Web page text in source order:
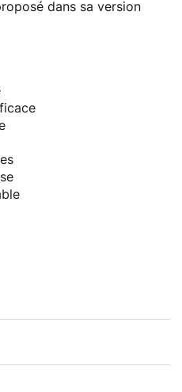
dans sa version